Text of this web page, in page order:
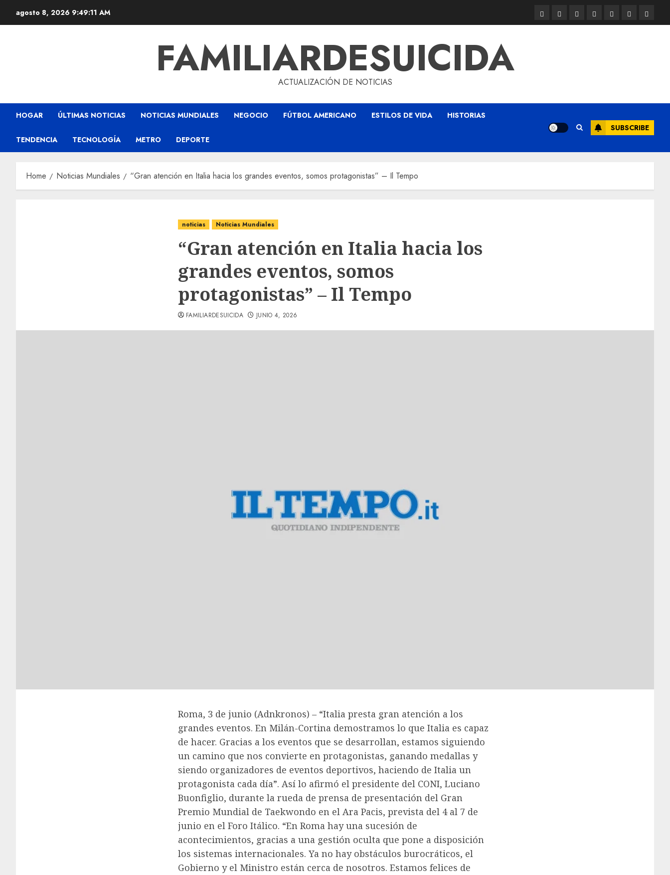
agosto 8, 2026 9:49:11 AM
FAMILIARDESUICIDA
ACTUALIZACIÓN DE NOTICIAS
HOGAR ÚLTIMAS NOTICIAS NOTICIAS MUNDIALES NEGOCIO FÚTBOL AMERICANO ESTILOS DE VIDA HISTORIAS
TENDENCIA TECNOLOGÍA METRO DEPORTE
SUBSCRIBE
Home Noticias Mundiales “Gran atención en Italia hacia los grandes eventos, somos protagonistas” – Il Tempo
noticias Noticias Mundiales
“Gran atención en Italia hacia los
grandes eventos, somos
protagonistas” – Il Tempo
FAMILIARDESUICIDA JUNIO 4, 2026
Roma, 3 de junio (Adnkronos) – “Italia presta gran atención a los
grandes eventos. En Milán-Cortina demostramos lo que Italia es capaz
de hacer. Gracias a los eventos que se desarrollan, estamos siguiendo
un camino que nos convierte en protagonistas, ganando medallas y
siendo organizadores de eventos deportivos, haciendo de Italia un
protagonista cada día”. Así lo afirmó el presidente del CONI, Luciano
Buonfiglio, durante la rueda de prensa de presentación del Gran
Premio Mundial de Taekwondo en el Ara Pacis, prevista del 4 al 7 de
junio en el Foro Itálico. “En Roma hay una sucesión de
acontecimientos, gracias a una gestión oculta que pone a disposición
los sistemas internacionales. Ya no hay obstáculos burocráticos, el
Gobierno y el Ministro están cerca de nosotros. Estamos felices de